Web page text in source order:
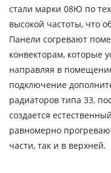
стали марки 08Ю по
высокой частоты, что
Панели согревают
конвекторам, которые
направляя в
подключение
радиаторов типа 33,
создается
равномерно
части, так и в верхней.